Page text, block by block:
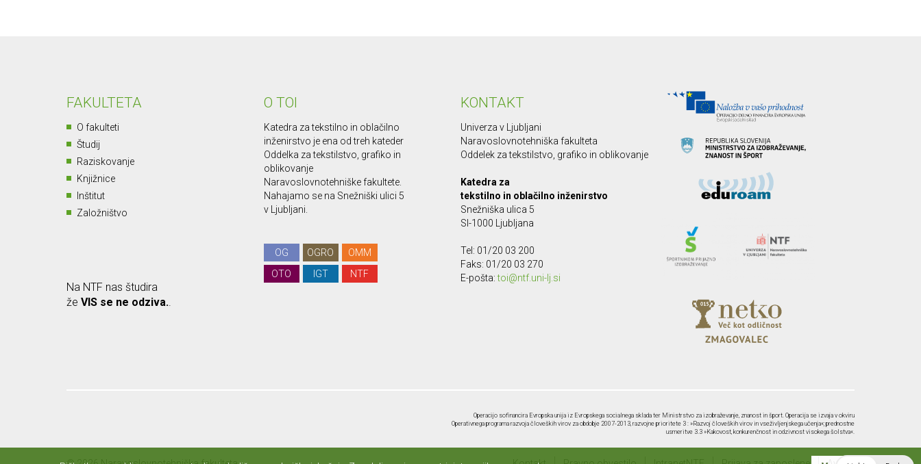
FAKULTETA
O fakulteti
Študij
Raziskovanje
Knjižnice
Inštitut
Založništvo
O TOI
Katedra za tekstilno in oblačilno
inženirstvo je ena od treh kateder
Oddelka za tekstilstvo, grafiko in
oblikovanje
Naravoslovnotehniške fakultete.
Nahajamo se na Snežniški ulici 5
v Ljubljani.
OG OGRO
OMM
OTO
IGT NTF
KONTAKT
Univerza v Ljubljani
Naravoslovnotehniška fakulteta
Oddelek za tekstilstvo, grafiko in oblikovanje
Katedra za
tekstilno in oblačilno inženirstvo
Snežniška ulica 5
SI-1000 Ljubljana
Tel: 01/20 03 200
Faks: 01/20 03 270
E-pošta:toi@ntf.uni-lj.si
Na NTF nas študira
že VIS se ne odziva.
Operacijo sofinancira Evropska unija iz Evropskega socialnega sklada ter Ministrstvo za izobraževanje, znanost in šport. Operacija se izvaja v okviru
Operativnega programa razvoja človeških virov za obdobje 2007-2013, razvojne prioritete 3 : »Razvoj človeških virov in vseživljenjskega učenja«; prednostne
usmeritve 3.3 »Kakovost, konkurenčnost in odzivnost visokega šolstva«.